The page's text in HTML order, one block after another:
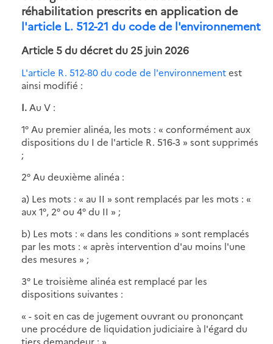
réhabilitation prescrits en application de
l'article L. 512-21 du code de l'environnement
Article 5 du décret du 25 juin 2026
L'article R. 512-80 du code de l'environnementest
ainsi modifié :
I. Au V :
1° Au premier alinéa, les mots : « conformément aux
dispositions du I de l'article R. 516-3 » sont supprimés
;
2° Au deuxième alinéa :
a) Les mots : « au II » sont remplacés par les mots : «
aux 1°, 2° ou 4° du II » ;
b) Les mots : « dans les conditions » sont remplacés
par les mots : « après intervention d'au moins l'une
des mesures » ;
3° Le troisième alinéa est remplacé par les
dispositions suivantes :
« - soit en cas de jugement ouvrant ou prononçant
une procédure de liquidation judiciaire à l'égard du
tiers demandeur ; »